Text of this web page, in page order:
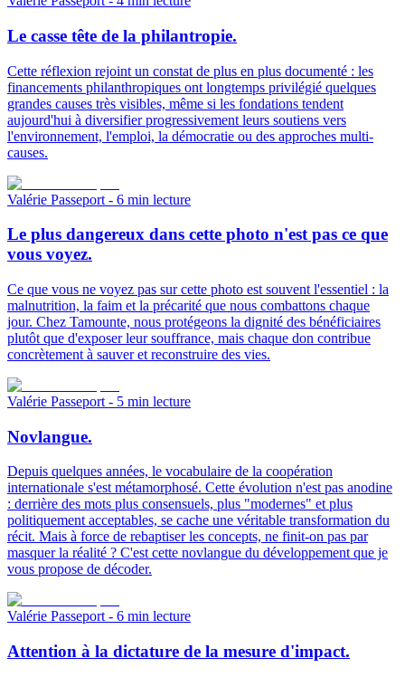
Le casse tête de la philantropie.
Cette réflexion rejoint un constat de plus en plus documenté : les
financements philanthropiques ont longtemps privilégié quelques
grandes causes très visibles, même si les fondations tendent
aujourd'hui à diversifier progressivement leurs soutiens vers
l'environnement, l'emploi, la démocratie ou des approches multi-
causes.
Valérie Passeport - 6 min lecture
Le plus dangereux dans cette photo n'est pas ce que
vous voyez.
Ce que vous ne voyez pas sur cette photo est souvent l'essentiel : la
malnutrition, la faim et la précarité que nous combattons chaque
jour. Chez Tamounte, nous protégeons la dignité des bénéficiaires
plutôt que d'exposer leur souffrance, mais chaque don contribue
concrètement à sauver et reconstruire des vies.
Valérie Passeport - 5 min lecture
Novlangue.
Depuis quelques années, le vocabulaire de la coopération
internationale s'est métamorphosé. Cette évolution n'est pas anodine
: derrière des mots plus consensuels, plus "modernes" et plus
politiquement acceptables, se cache une véritable transformation du
récit. Mais à force de rebaptiser les concepts, ne finit-on pas par
masquer la réalité ? C'est cette novlangue du développement que je
vous propose de décoder.
Valérie Passeport- 6 min lecture
Attention à la dictature de la mesure d'impact.